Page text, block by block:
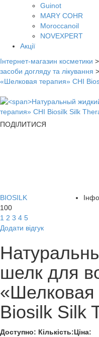
Guinot
MARY COHR
Moroccanoil
NOVEXPERT
Акції
Інтернет-магазин косметики >
засоби догляду та лікування >
«Шелковая терапия» CHI
ПОДІЛИТИСЯ
BIOSILK
100
1 2 3 4 5
Додати відгук
шелк для
«Шелковая
Biosilk Silk
Доступно: Кількість:Ціна: